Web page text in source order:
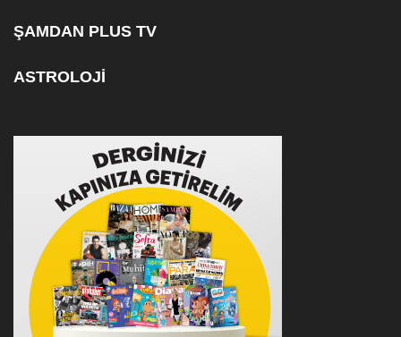
ŞAMDAN PLUS TV
ASTROLOJİ